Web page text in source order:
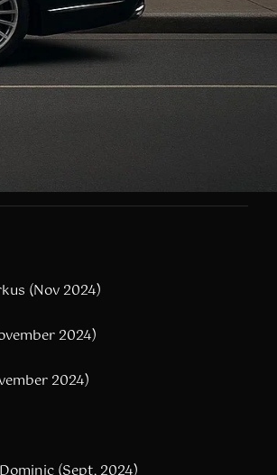
(Nov 2024)
2024)
2024)